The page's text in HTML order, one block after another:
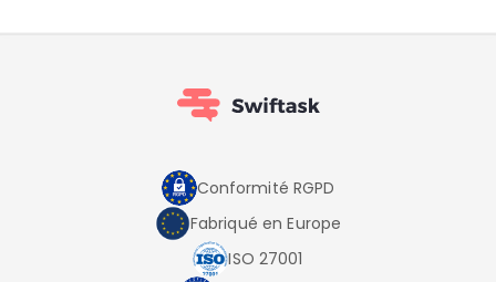
Conformité RGPD
Fabriqué en Europe
ISO 27001